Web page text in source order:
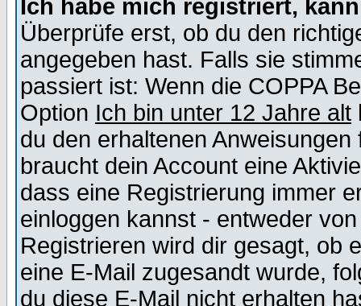
Ich habe mich registriert,
Überprüfe erst, ob du den
angegeben hast. Falls sie
passiert ist: Wenn die COPPA
Option Ich bin unter 12 Jahre alt
du den erhaltenen
braucht dein Account eine
dass eine Registrierung immer
einloggen kannst - entweder
Registrieren wird dir gesagt, ob
eine E-Mail zugesandt wurde,
du diese E-Mail nicht erhalten